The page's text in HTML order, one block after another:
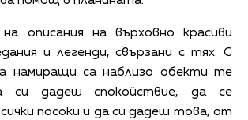
описания на върховно красиви
и легенди, свързани с тях. С
намиращи са наблизо обекти те
си дадеш спокойствие, да се
посоки и да си дадеш това, от